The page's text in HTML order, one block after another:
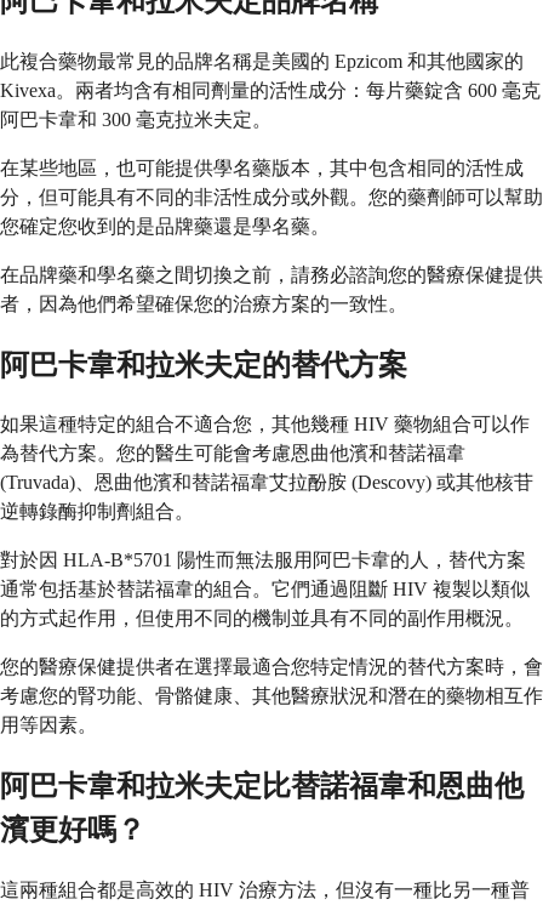
此複合藥物最常見的品牌名稱是美國的 Epzicom 和其他國家的
Kivexa。兩者均含有相同劑量的活性成分：每片藥錠含 600 毫克
阿巴卡韋和 300 毫克拉米夫定。
在某些地區，也可能提供學名藥版本，其中包含相同的活性成
分，但可能具有不同的非活性成分或外觀。您的藥劑師可以幫助
您確定您收到的是品牌藥還是學名藥。
在品牌藥和學名藥之間切換之前，請務必諮詢您的醫療保健提供
者，因為他們希望確保您的治療方案的一致性。
阿巴卡韋和拉米夫定的替代方案
如果這種特定的組合不適合您，其他幾種 HIV 藥物組合可以作
為替代方案。您的醫生可能會考慮恩曲他濱和替諾福韋
(Truvada)、恩曲他濱和替諾福韋艾拉酚胺 (Descovy) 或其他核苷
逆轉錄酶抑制劑組合。
對於因 HLA-B*5701 陽性而無法服用阿巴卡韋的人，替代方案
通常包括基於替諾福韋的組合。它們通過阻斷 HIV 複製以類似
的方式起作用，但使用不同的機制並具有不同的副作用概況。
您的醫療保健提供者在選擇最適合您特定情況的替代方案時，會
考慮您的腎功能、骨骼健康、其他醫療狀況和潛在的藥物相互作
用等因素。
阿巴卡韋和拉米夫定比替諾福韋和恩曲他
濱更好嗎？
這兩種組合都是高效的 HIV 治療方法，但沒有一種比另一種普